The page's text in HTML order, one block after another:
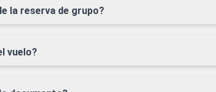
la reserva de grupo?
vuelo?